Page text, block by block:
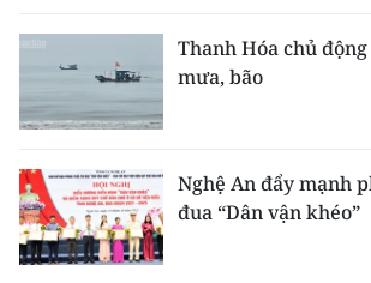
Thanh Hóa chủ
mưa, bão
Nghệ An đẩy mạnh
đua “Dân vận khéo”